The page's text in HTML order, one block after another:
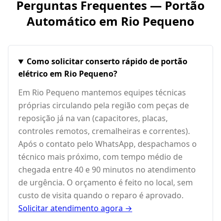
Perguntas Frequentes — Portão
Automático em Rio Pequeno
Como solicitar conserto rápido de portão
elétrico em Rio Pequeno?
Em Rio Pequeno mantemos equipes técnicas
próprias circulando pela região com peças de
reposição já na van (capacitores, placas,
controles remotos, cremalheiras e correntes).
Após o contato pelo WhatsApp, despachamos o
técnico mais próximo, com tempo médio de
chegada entre 40 e 90 minutos no atendimento
de urgência. O orçamento é feito no local, sem
custo de visita quando o reparo é aprovado.
Solicitar atendimento agora →